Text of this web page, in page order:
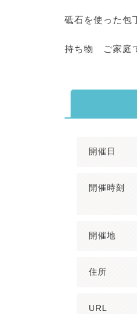
砥石を使った包
持ち物 ご家庭
開催日
開催時刻
開催地
住所
URL